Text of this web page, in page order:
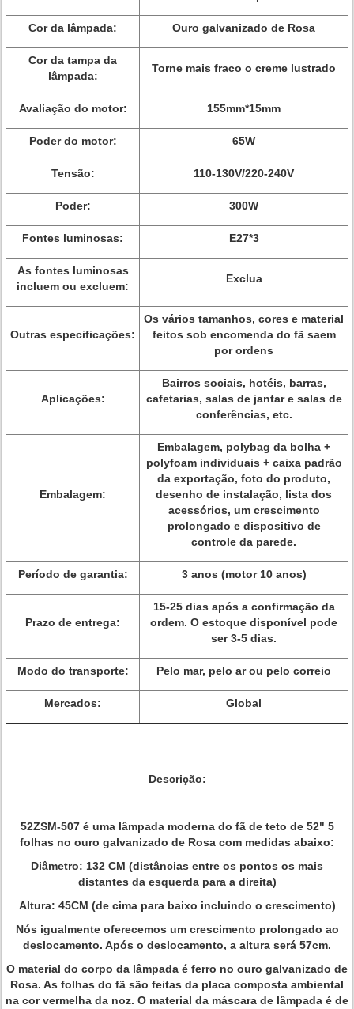
Cor da lâmpada: Ouro galvanizado de Rosa
Cor da tampa da
lâmpada:
Torne mais fraco o creme lustrado
Avaliação do motor: 155mm*15mm
Poder do motor: 65W
Tensão: 110-130V/220-240V
Poder: 300W
Fontes luminosas: E27*3
As fontes luminosas
incluem ou excluem:
Exclua
Outras especificações:
Os vários tamanhos, cores e material
feitos sob encomenda do fã saem
por ordens
Aplicações:
Bairros sociais, hotéis, barras,
cafetarias, salas de jantar e salas de
conferências, etc.
Embalagem:
Embalagem, polybag da bolha +
polyfoam individuais + caixa padrão
da exportação, foto do produto,
desenho de instalação, lista dos
acessórios, um crescimento
prolongado e dispositivo de
controle da parede.
Período de garantia: 3 anos (motor 10 anos)
Prazo de entrega:
15-25 dias após a confirmação da
ordem. O estoque disponível pode
ser 3-5 dias.
Modo do transporte: Pelo mar, pelo ar ou pelo correio
Mercados: Global
Descrição:
52ZSM-507 é uma lâmpada moderna do fã de teto de 52" 5
folhas no ouro galvanizado de Rosa com medidas abaixo:
Diâmetro: 132 CM (distâncias entre os pontos os mais
distantes da esquerda para a direita)
Altura: 45CM (de cima para baixo incluindo o crescimento)
Nós igualmente oferecemos um crescimento prolongado ao
deslocamento. Após o deslocamento, a altura será 57cm.
O material do corpo da lâmpada é ferro no ouro galvanizado de
Rosa. As folhas do fã são feitas da placa composta ambiental
na cor vermelha da noz. O material da máscara de lâmpada é de